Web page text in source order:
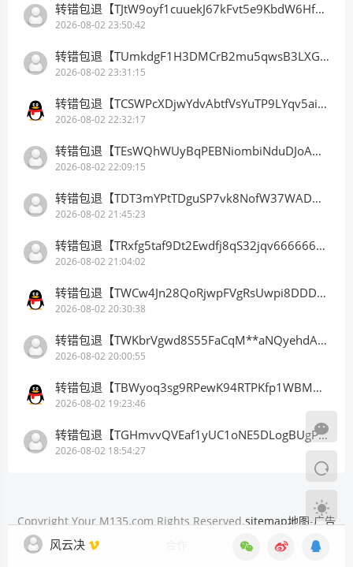
风云决
转错包退【TJtW9oyf1cuuekJ67kFvt5e9KbdW6HfDB3】客服TeleGram:【@TrxEm】
2026-08-02 23:50:42
转错包退【TUmkdgF1H3DMCrB2mu5qwsB3LXGbkLBhn9】客服TeleGram:【@TrxEm】
2026-08-02 23:31:15
转错包退【TCSWPcXDjwYdvAbtfVsYuTP9LYqv5ainhr】客服TeleGram:【@TrxEm】
2026-08-02 22:32:17
转错包退【TEsWQhWUyBqPEBNiombiNduDJoAHLyyqAx】客服TeleGram:【@TrxEm】
2026-08-02 22:09:15
转错包退【TDT3mYPtTDguSP7vk8NofW37WADwQXejY2】客服TeleGram:【@TrxEm】
2026-08-02 21:45:23
转错包退【TRxfg5taf9Dt2Ewdfj8qS32jqv66666666】客服TeleGram:【@TrxEm】
2026-08-02 21:04:02
转错包退【TWCw4Jn28QoRjwpFVgRsUwpi8DDDDDDDDD】客服TeleGram:【@TrxEm】
2026-08-02 20:30:38
转错包退【TWKbrVgwd8S55FaCqM**aNQyehdAnhCSV2】客服TeleGram:【@TrxEm】
2026-08-02 20:00:55
转错包退【TBWyoq3sg9RPewK94RTPKfp1WBMMZEt1ge】客服TeleGram:【@TrxEm】
2026-08-02 19:23:46
转错包退【TGHmvvQVEaf1yUC1oNE5DLogBUgPu5UzZ3】客服TeleGram:【@TrxEm】
2026-08-02 18:54:27
Copyright Your M135.com Rights Reserved.sitemap地图-广告